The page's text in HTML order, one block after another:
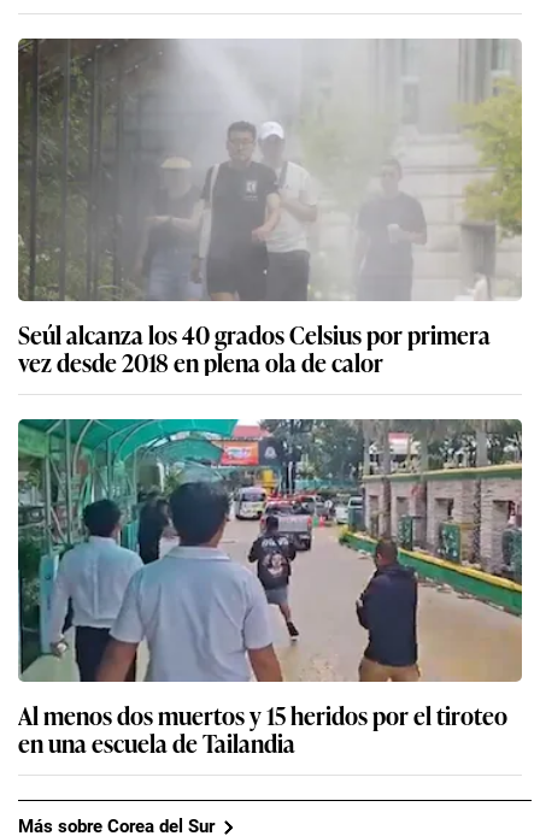
Seúl alcanza los 40 grados Celsius por primera
vez desde 2018 en plena ola de calor
Al menos dos muertos y 15 heridos por el tiroteo
en una escuela de Tailandia
Más sobre Corea del Sur